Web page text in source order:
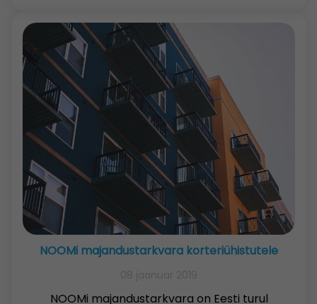
NOOMi majandustarkvara korteriühistutele
NOOMi majandustarkvara on Eesti turul